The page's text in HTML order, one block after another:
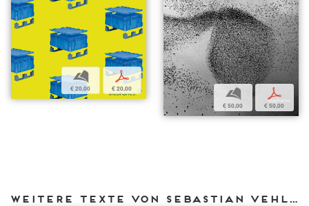
b
€ 20,00
p
€ 20,00 b
€ 50,00
p
€ 50,00
Weitere Texte von Sebastian Vehlken bei DIAPHANES